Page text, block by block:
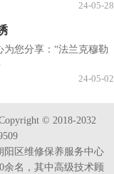
24-05-28
您分享：“法兰克穆勒
24-05-02
© 2018-2032
阳区维修保养服务中心
余名，其中高级技术顾